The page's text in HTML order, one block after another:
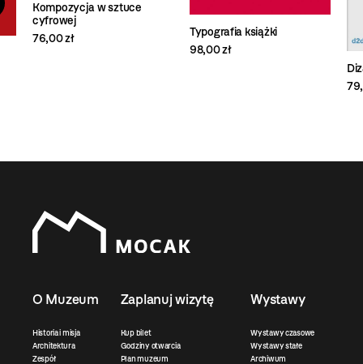
Kompozycja w sztuce
cyfrowej
76,00 zł
Typografia książki
98,00 zł
O Muzeum
Historia i misja
Architektura
Zespół
Zaplanuj wizytę
Kup bilet
Godziny otwarcia
Plan muzeum
Wystawy
Wystawy czasowe
Wystawy stałe
Archiwum